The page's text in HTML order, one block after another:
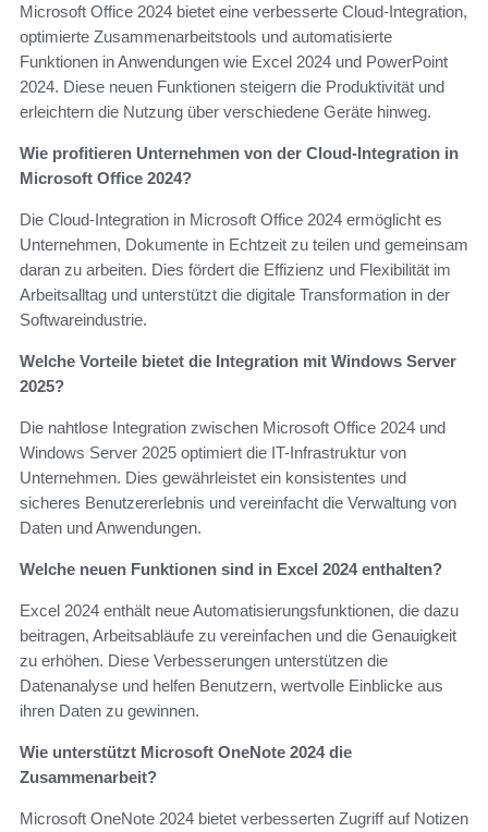
Microsoft Office 2024 bietet eine verbesserte Cloud-Integration,
optimierte Zusammenarbeitstools und automatisierte
Funktionen in Anwendungen wie Excel 2024 und PowerPoint
2024. Diese neuen Funktionen steigern die Produktivität und
erleichtern die Nutzung über verschiedene Geräte hinweg.
Wie profitieren Unternehmen von der Cloud-Integration in
Microsoft Office 2024?
Die Cloud-Integration in Microsoft Office 2024 ermöglicht es
Unternehmen, Dokumente in Echtzeit zu teilen und gemeinsam
daran zu arbeiten. Dies fördert die Effizienz und Flexibilität im
Arbeitsalltag und unterstützt die digitale Transformation in der
Softwareindustrie.
Welche Vorteile bietet die Integration mit Windows Server
2025?
Die nahtlose Integration zwischen Microsoft Office 2024 und
Windows Server 2025 optimiert die IT-Infrastruktur von
Unternehmen. Dies gewährleistet ein konsistentes und
sicheres Benutzererlebnis und vereinfacht die Verwaltung von
Daten und Anwendungen.
Welche neuen Funktionen sind in Excel 2024 enthalten?
Excel 2024 enthält neue Automatisierungsfunktionen, die dazu
beitragen, Arbeitsabläufe zu vereinfachen und die Genauigkeit
zu erhöhen. Diese Verbesserungen unterstützen die
Datenanalyse und helfen Benutzern, wertvolle Einblicke aus
ihren Daten zu gewinnen.
Wie unterstützt Microsoft OneNote 2024 die
Zusammenarbeit?
Microsoft OneNote 2024 bietet verbesserten Zugriff auf Notizen